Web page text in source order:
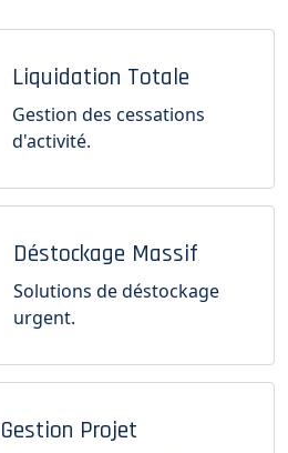
Liquidation Totale
Gestion des cessations
d'activité.
Déstockage Massif
Solutions de déstockage
urgent.
Gestion Projet